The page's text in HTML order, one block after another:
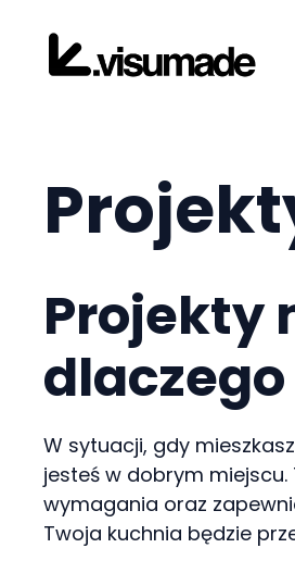
treści
Projekty
W sytuacji, gdy
jesteś w dobrym
wymagania oraz
Twoja kuchnia będzie